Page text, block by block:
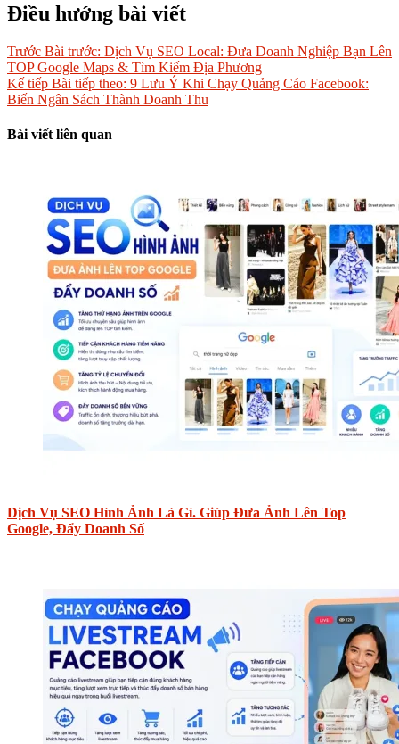
Điều hướng bài viết
Trước Bài trước: Dịch Vụ SEO Local: Đưa Doanh Nghiệp Bạn Lên
TOP Google Maps & Tìm Kiếm Địa Phương
Kế tiếp Bài tiếp theo: 9 Lưu Ý Khi Chạy Quảng Cáo Facebook:
Biến Ngân Sách Thành Doanh Thu
Bài viết liên quan
Dịch Vụ SEO Hình Ảnh Là Gì. Giúp Đưa Ảnh Lên Top
Google, Đẩy Doanh Số